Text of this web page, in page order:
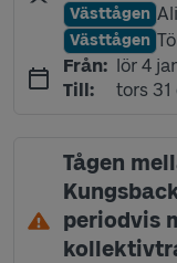
Linje
Västtågen
Linje
Västtågen
Från: lördag
lör 4
Till: tors
Tågen
periodvis